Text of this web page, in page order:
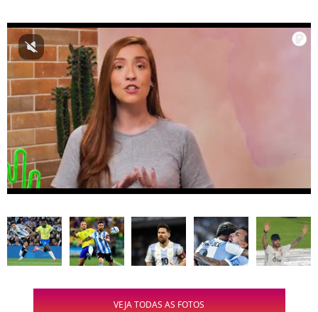
VEJA TODAS AS FOTOS